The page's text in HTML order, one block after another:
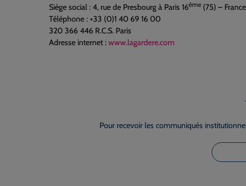
Siège social : 4, rue de Presbourg à Paris 16ème (75) – France
Téléphone : +33 (0)1 40 69 16 00
320 366 446 R.C.S. Paris
Adresse internet : www.lagardere.com
Pour recevoir les communiqués